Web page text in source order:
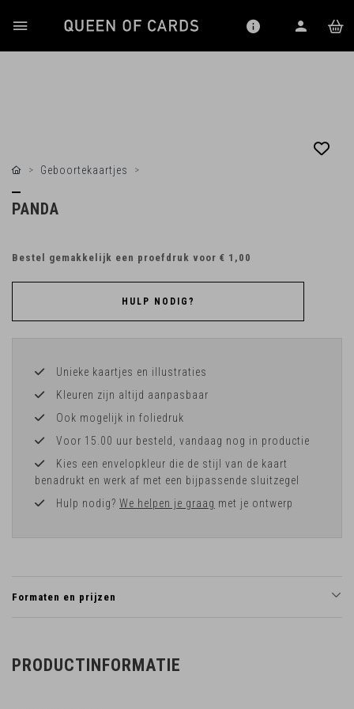
Geboortekaartjes
PANDA
Bestel gemakkelijk een proefdruk voor € 1,00
HULP NODIG?
Unieke kaartjes en illustraties
Kleuren zijn altijd aanpasbaar
Ook mogelijk in foliedruk
Voor 15.00 uur besteld, vandaag nog in productie
Kies een envelopkleur die de stijl van de kaart
benadrukt en werk af met een bijpassende sluitzegel
Hulp nodig? We helpen je graag met je ontwerp
Formaten en prijzen
PRODUCTINFORMATIE